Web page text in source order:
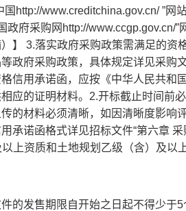
http://www.creditchina.gov.cn/ ”网
府采购网http://www.ccgp.gov.cn/”
】 3.落实政府采购政策需满足的资
政府采购政策，具体规定详见采购
信用承诺函，应按《中华人民共和
应的证明材料。2.开标截止时间前
的材料必须清晰，如因清晰度影响
承诺函格式详见招标文件“第六章 采
上资质和土地规划乙级（含）及以
的发售期限自开始之日起不得少于5